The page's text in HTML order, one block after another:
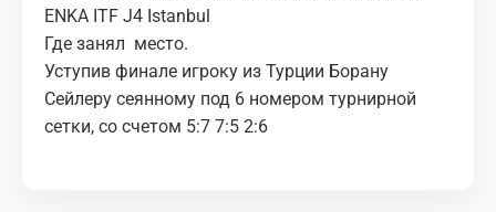
ENKA ITF J4 Istanbul
Где занял место.
Уступив финале игроку из Турции Борану
Сейлеру сеянному под 6 номером турнирной
сетки, со счетом 5:7 7:5 2:6